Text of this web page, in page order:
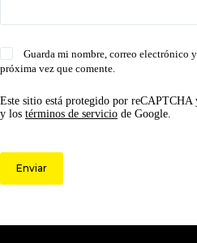
Guarda mi nombre, correo electrónico
próxima vez que comente.
Este sitio está protegido por reCAPTCHA
y los términos de servicio de Google.
Enviar